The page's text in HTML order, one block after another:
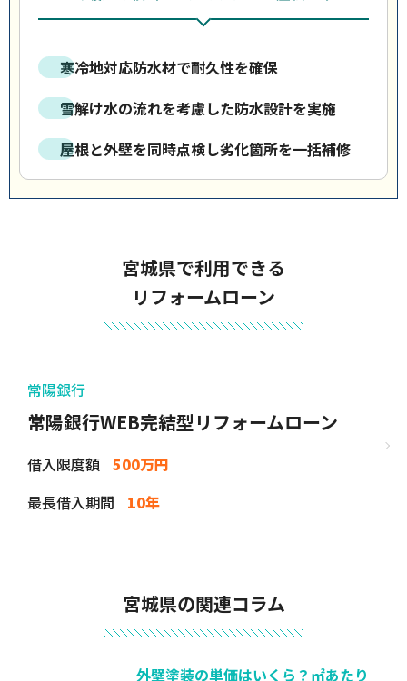
寒冷地対応防水材で耐久性を確保
雪解け水の流れを考慮した防水設計を実施
屋根と外壁を同時点検し劣化箇所を一括補修
宮城県で利用できる
リフォームローン
常陽銀行
常陽銀行WEB完結型リフォームローン
借入限度額 500万円
最長借入期間
10年
宮城県の関連コラム
外壁塗装の単価はいくら？㎡あたり